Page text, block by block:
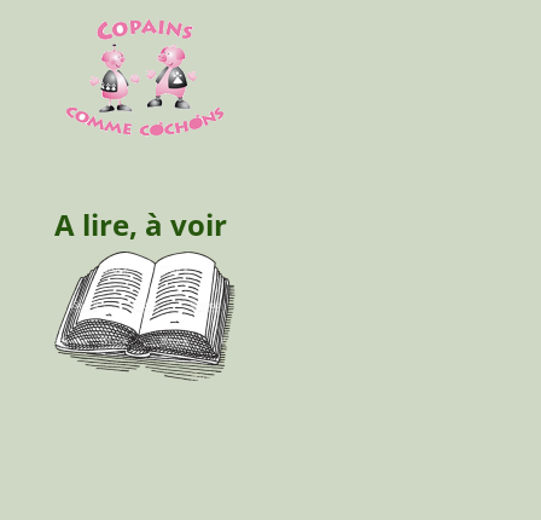
A lire, à voir